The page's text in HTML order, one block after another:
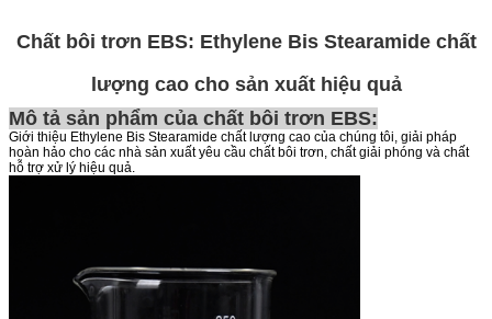
Chất bôi trơn EBS: Ethylene Bis Stearamide chất
lượng cao cho sản xuất hiệu quả
Mô tả sản phẩm của chất bôi trơn EBS:
Giới thiệu Ethylene Bis Stearamide chất lượng cao của chúng tôi, giải pháp
hoàn hảo cho các nhà sản xuất yêu cầu chất bôi trơn, chất giải phóng và chất
hỗ trợ xử lý hiệu quả.